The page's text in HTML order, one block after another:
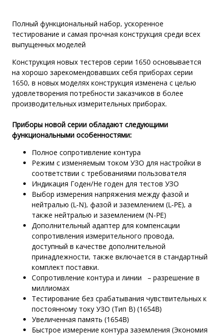
Полный функциональный набор, ускоренное
тестирование и самая прочная конструкция среди всех
выпущенных моделей
Конструкция новых тестеров серии 1650 основывается
на хорошо зарекомендовавших себя приборах серии
1650, в новых моделях конструкция изменена с целью
удовлетворения потребности заказчиков в более
производительных измерительных приборах.
Приборы новой серии обладают следующими
функциональными особенностями:
Полное сопротивление контура
Режим с изменяемым током УЗО для настройки в
соответствии с требованиями пользователя
Индикация Годен/Не годен для тестов УЗО
Выбор измерения напряжения между фазой и
нейтралью (L-N), фазой и заземлением (L-PE), а
также нейтралью и заземлением (N-PE)
Дополнительный адаптер для компенсации
сопротивления измерительного провода,
доступный в качестве дополнительной
принадлежности, также включается в стандартный
комплект поставки.
Сопротивление контура и линии – разрешение в
миллиомах
Тестирование без срабатывания чувствительных к
постоянному току УЗО (Тип В) (1654B)
Увеличенная память (1654B)
Быстрое измерение контура заземления (Экономия